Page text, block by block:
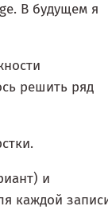
В будущем я
решить ряд
и
каждой